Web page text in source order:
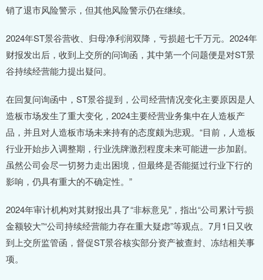
销了退市风险警示，但其他风险警示仍在继续。
2024年ST景谷营收、归母净利润双降，亏损超七千万元。2024年
财报发出后，收到上交所的问询函，其中第一个问题便是对ST景
谷持续经营能力提出疑问。
在回复问询函中，ST景谷提到，公司经营情况变化主要原因是人
造板市场发生了重大变化，2024主要经营业务集中在人造板产
品，并且对人造板市场未来持有的态度颇为悲观。“目前，人造板
行业开始步入调整期，行业洗牌激烈程度未来可能进一步加剧。
虽然公司会尽一切努力走出困境，但最终是否能挺过行业下行的
影响，仍具有重大的不确定性。”
2024年审计机构对其财报出具了“非标意见”，指出“公司累计亏损
金额较大”“公司持续经营能力存在重大疑虑”等观点。7月1日又收
到上交所监管函，督促ST景谷核实部分资产被查封、冻结相关事
项。